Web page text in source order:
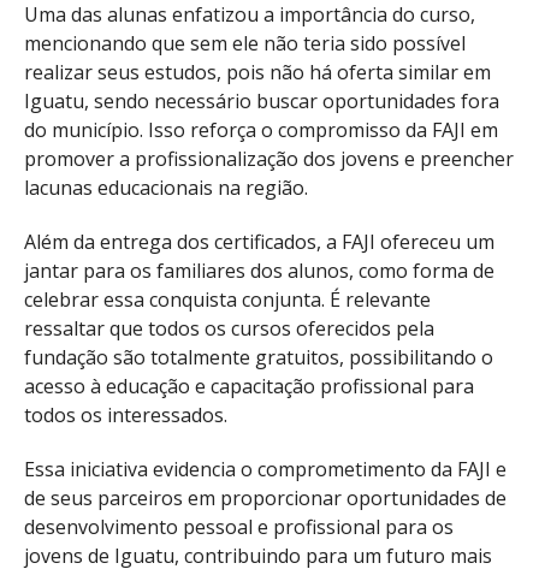
Uma das alunas enfatizou a importância do curso,
mencionando que sem ele não teria sido possível
realizar seus estudos, pois não há oferta similar em
Iguatu, sendo necessário buscar oportunidades fora
do município. Isso reforça o compromisso da FAJI em
promover a profissionalização dos jovens e preencher
lacunas educacionais na região.
Além da entrega dos certificados, a FAJI ofereceu um
jantar para os familiares dos alunos, como forma de
celebrar essa conquista conjunta. É relevante
ressaltar que todos os cursos oferecidos pela
fundação são totalmente gratuitos, possibilitando o
acesso à educação e capacitação profissional para
todos os interessados.
Essa iniciativa evidencia o comprometimento da FAJI e
de seus parceiros em proporcionar oportunidades de
desenvolvimento pessoal e profissional para os
jovens de Iguatu, contribuindo para um futuro mais